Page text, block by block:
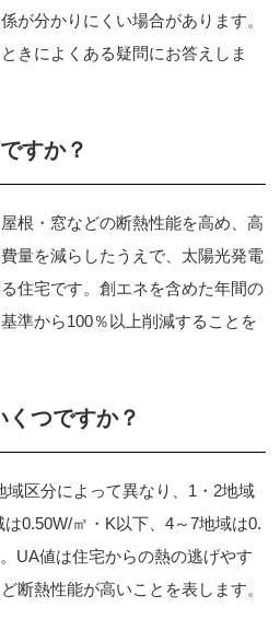
が分かりにくい場合があります。
きによくある疑問にお答えしま
すか？
根・窓などの断熱性能を高め、高
量を減らしたうえで、太陽光発電
住宅です。創エネを含めた年間の
準から100％以上削減することを
つですか？
区分によって異なり、1・2地域
0.50W/㎡・K以下、4～7地域は0.
UA値は住宅からの熱の逃げやす
断熱性能が高いことを表します。